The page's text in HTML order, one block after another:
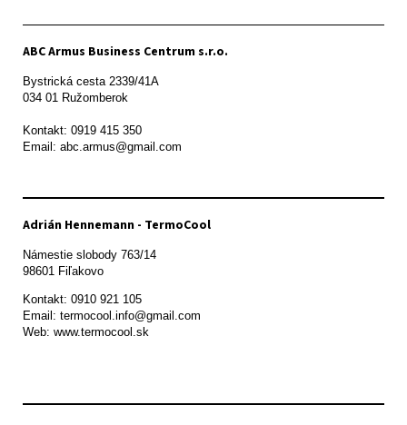
ABC Armus Business Centrum s.r.o.
Bystrická cesta 2339/41A
034 01 Ružomberok
Kontakt: 0919 415 350
Adrián Hennemann - TermoCool
Námestie slobody 763/14
98601 Fiľakovo
Kontakt: 0910 921 105
Email: termocool.info@gmail.com
Web: www.termocool.sk